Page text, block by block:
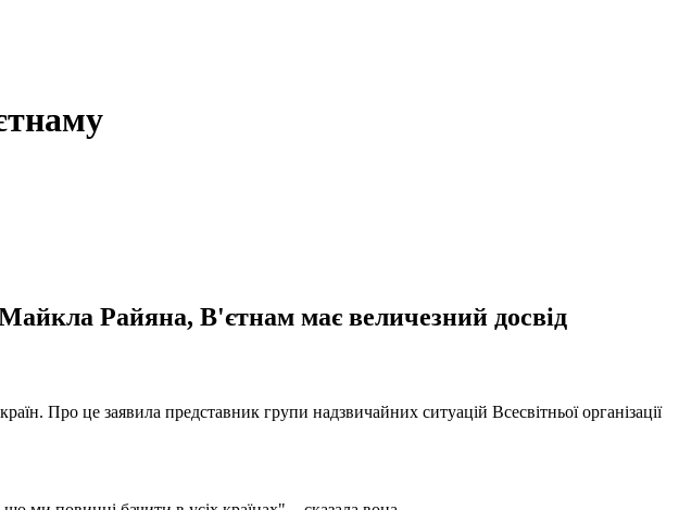
Райяна, В'єтнам має величезний досвід
Про це заявила представник групи надзвичайних ситуацій Всесвітньої організації